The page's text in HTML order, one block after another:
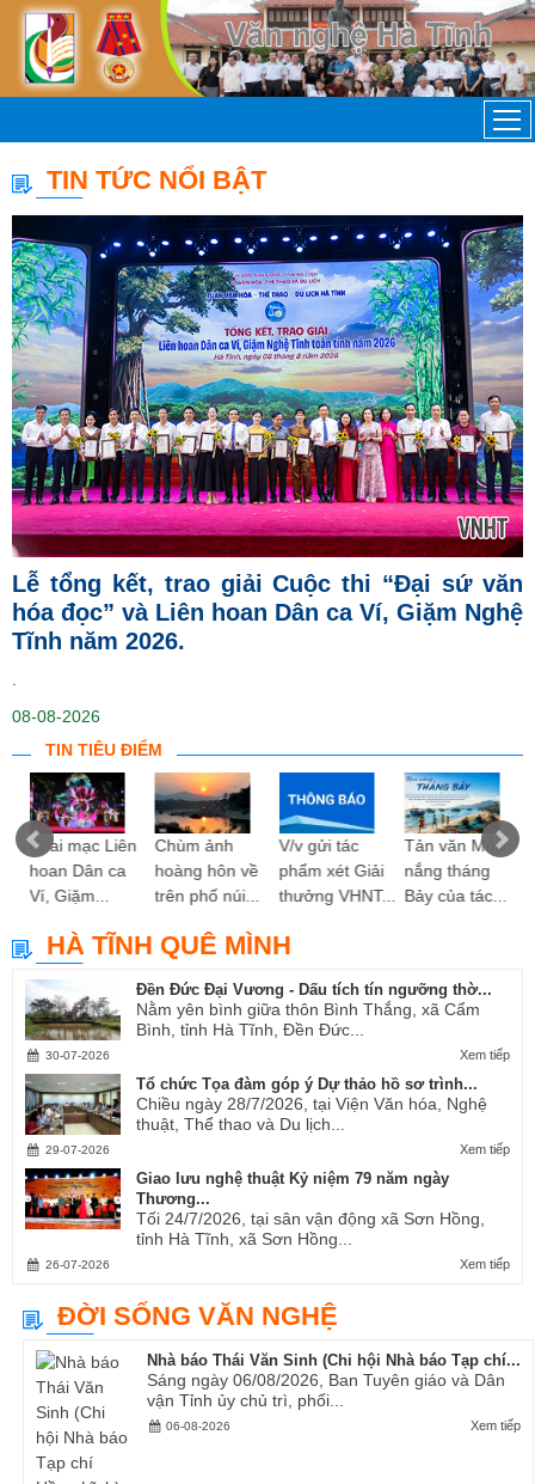
TIN TỨC NỔI BẬT
Lễ tổng kết, trao giải Cuộc thi “Đại sứ văn
hóa đọc” và Liên hoan Dân ca Ví, Giặm Nghệ
Tĩnh năm 2026.
08-08-2026
TIN TIÊU ĐIỂM
Khai mạc Liên
hoan Dân ca
Ví, Giặm...
Chùm ảnh
hoàng hôn về
trên phố núi...
V/v gửi tác
phẩm xét Giải
thưởng VHNT...
Tản văn Mùa
nắng tháng
Bảy của tác...
HÀ TĨNH QUÊ MÌNH
Đền Đức Đại Vương - Dấu tích tín ngưỡng thờ...
Nằm yên bình giữa thôn Bình Thắng, xã Cẩm
Bình, tỉnh Hà Tĩnh, Đền Đức...
Xem tiếp
30-07-2026
Tổ chức Tọa đàm góp ý Dự thảo hồ sơ trình...
Chiều ngày 28/7/2026, tại Viện Văn hóa, Nghệ
thuật, Thể thao và Du lịch...
Xem tiếp
29-07-2026
Giao lưu nghệ thuật Kỷ niệm 79 năm ngày
Thương...
Tối 24/7/2026, tại sân vận động xã Sơn Hồng,
tỉnh Hà Tĩnh, xã Sơn Hồng...
Xem tiếp
26-07-2026
ĐỜI SỐNG VĂN NGHỆ
Nhà báo Thái Văn Sinh (Chi hội Nhà báo Tạp chí...
Sáng ngày 06/08/2026, Ban Tuyên giáo và Dân
vận Tỉnh ủy chủ trì, phối...
Xem tiếp
06-08-2026